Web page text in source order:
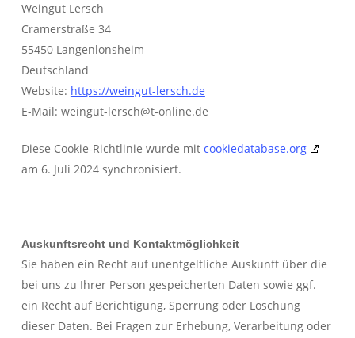
Weingut Lersch
Cramerstraße 34
55450 Langenlonsheim
Deutschland
Website: https://weingut-lersch.de
E-Mail: weingut-lersch@t-online.de
Diese Cookie-Richtlinie wurde mit cookiedatabase.org
am 6. Juli 2024 synchronisiert.
Auskunftsrecht und Kontaktmöglichkeit
Sie haben ein Recht auf unentgeltliche Auskunft über die
bei uns zu Ihrer Person gespeicherten Daten sowie ggf.
ein Recht auf Berichtigung, Sperrung oder Löschung
dieser Daten. Bei Fragen zur Erhebung, Verarbeitung oder